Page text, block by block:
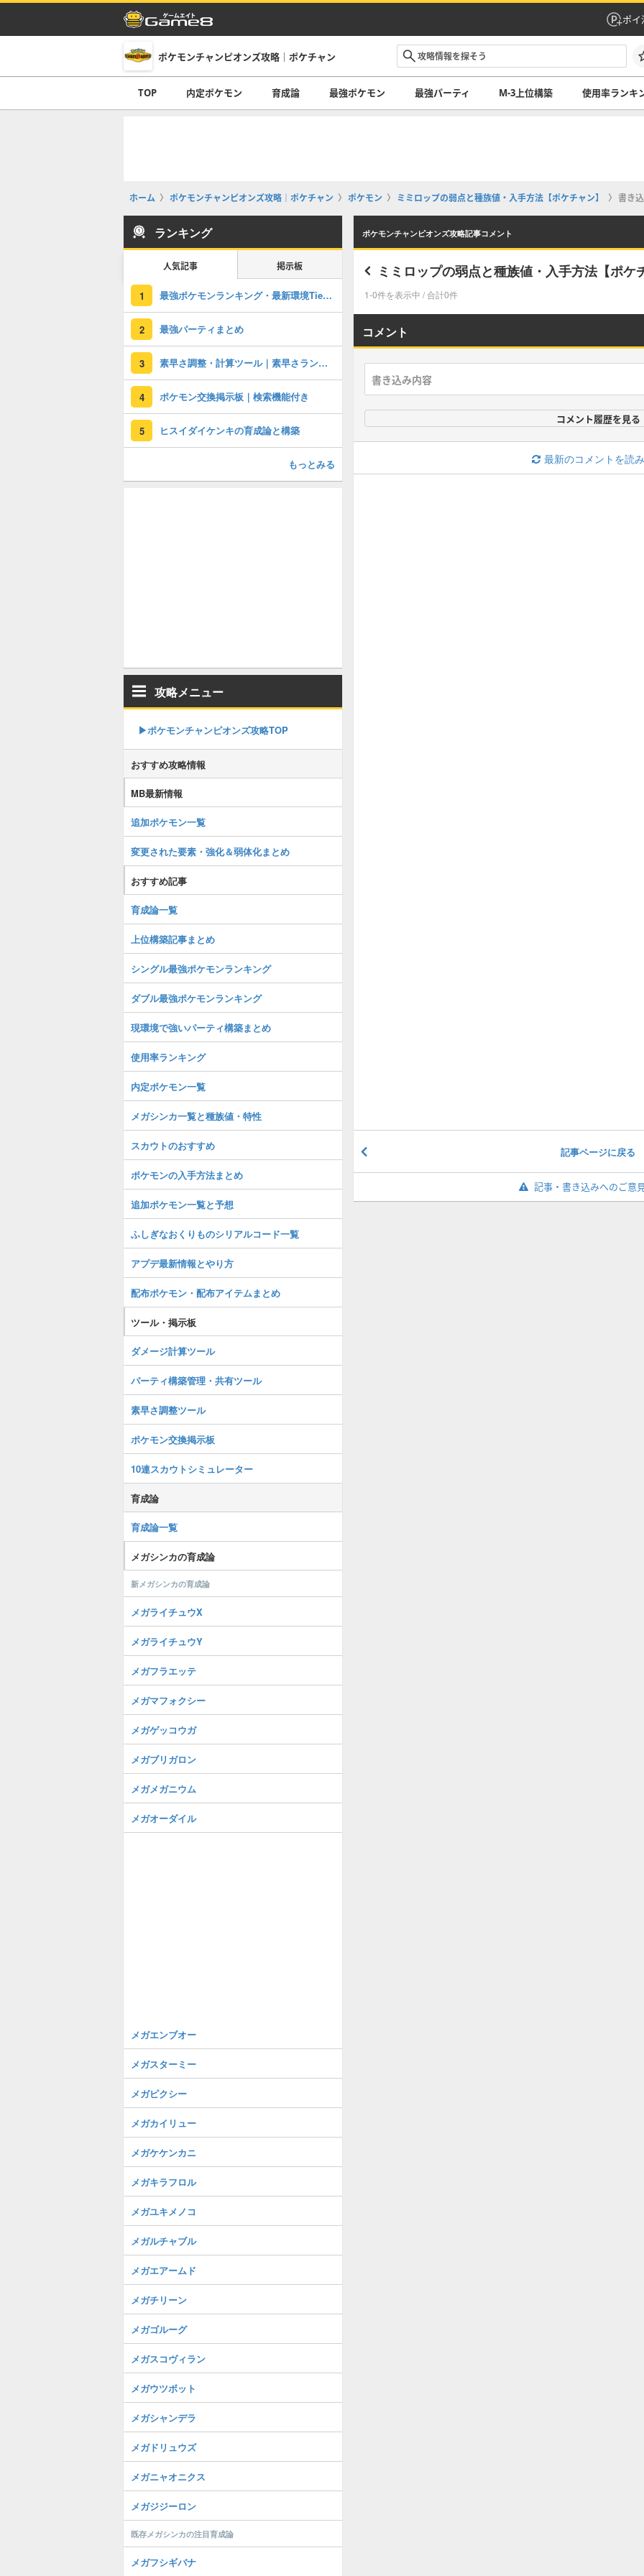
ポイ
ポケモンチャンピオンズ攻略｜ポケチャン
TOP 内定ポケモン 育成論 最強ポケモン 最強パーティ M-3上位構築 使用率ランキ
ホーム ポケモンチャンピオンズ攻略｜ポケチャン ポケモン ミミロップの弱点と種族値・入手方法【ポケチャン】 書き
ポケモンチャンピオンズ攻略記事コメント
ミミロップの弱点と種族値・入手方法【ポケ
1-0件を表示中 / 合計0件
コメント
コメント履歴を見る
最新のコメントを読
記事ページに戻る
記事・書き込みへのご意
ランキング
人気記事 掲示板
1 最強ポケモンランキング・最新環境Tier表
2 最強パーティまとめ
3 素早さ調整・計算ツール｜素早さランキング
4 ポケモン交換掲示板｜検索機能付き
5 ヒスイダイケンキの育成論と構築
もっとみる
攻略メニュー
▶︎ポケモンチャンピオンズ攻略TOP
おすすめ攻略情報
MB最新情報
追加ポケモン一覧
変更された要素・強化＆弱体化まとめ
おすすめ記事
育成論一覧
上位構築記事まとめ
シングル最強ポケモンランキング
ダブル最強ポケモンランキング
現環境で強いパーティ構築まとめ
使用率ランキング
内定ポケモン一覧
メガシンカ一覧と種族値・特性
スカウトのおすすめ
ポケモンの入手方法まとめ
追加ポケモン一覧と予想
ふしぎなおくりものシリアルコード一覧
アプデ最新情報とやり方
配布ポケモン・配布アイテムまとめ
ツール・掲示板
ダメージ計算ツール
パーティ構築管理・共有ツール
素早さ調整ツール
ポケモン交換掲示板
10連スカウトシミュレーター
育成論
育成論一覧
メガシンカの育成論
新メガシンカの育成論
メガライチュウX
メガライチュウY
メガフラエッテ
メガマフォクシー
メガゲッコウガ
メガブリガロン
メガメガニウム
メガオーダイル
メガエンブオー
メガスターミー
メガピクシー
メガカイリュー
メガケケンカニ
メガキラフロル
メガユキメノコ
メガルチャブル
メガエアームド
メガチリーン
メガゴルーグ
メガスコヴィラン
メガウツボット
メガシャンデラ
メガドリュウズ
メガニャオニクス
メガジジーロン
既存メガシンカの注目育成論
メガフシギバナ